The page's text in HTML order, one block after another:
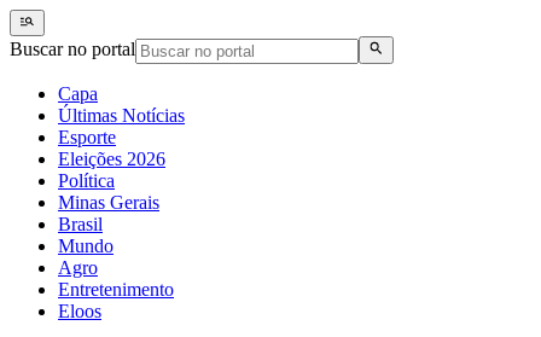
Buscar no portal
Capa
Últimas Notícias
Esporte
Eleições 2026
Política
Minas Gerais
Brasil
Mundo
Agro
Entretenimento
Eloos